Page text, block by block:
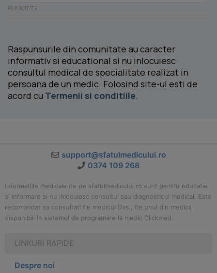
Raspunsurile din comunitate au caracter
informativ si educational si nu inlocuiesc
consultul medical de specialitate realizat in
persoana de un medic. Folosind site-ul esti de
acord cu Termenii si conditiile.
support@sfatulmedicului.ro
0374 109 268
Informatiile medicale de pe sfatulmedicului.ro sunt pentru educatie
si informare si nu inlocuiesc consultul sau diagnosticul medical. Este
recomandat sa consultati fie medicul Dvs., fie unul din medicii
disponibili in sistemul de programare la medic Clickmed.
LINKURI RAPIDE
Despre noi